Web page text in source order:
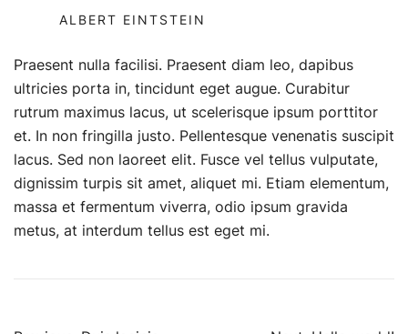
ALBERT EINTSTEIN
Praesent nulla facilisi. Praesent diam leo, dapibus
ultricies porta in, tincidunt eget augue. Curabitur
rutrum maximus lacus, ut scelerisque ipsum porttitor
et. In non fringilla justo. Pellentesque venenatis suscipit
lacus. Sed non laoreet elit. Fusce vel tellus vulputate,
dignissim turpis sit amet, aliquet mi. Etiam elementum,
massa et fermentum viverra, odio ipsum gravida
metus, at interdum tellus est eget mi.